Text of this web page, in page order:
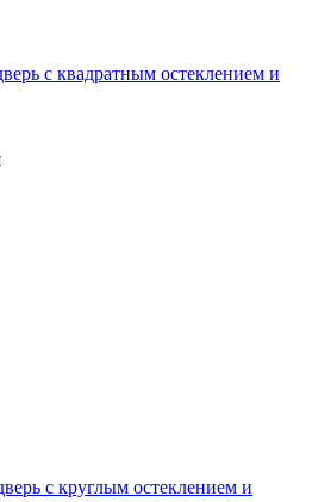
c квадратным остеклением и
с круглым остеклением и